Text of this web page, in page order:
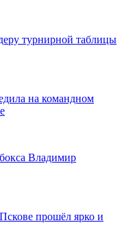
турнирной таблицы
на командном
Владимир
прошёл ярко и